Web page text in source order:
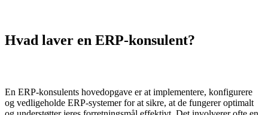
Hvad laver en ERP-konsulent?
En ERP-konsulents hovedopgave er at implementere, konfigurere
og vedligeholde ERP-systemerfor at sikre, at de fungerer optimalt